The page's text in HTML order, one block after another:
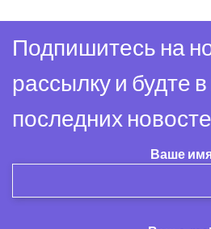
Подпишитесь на
рассылку и будте в
последних
Ваше